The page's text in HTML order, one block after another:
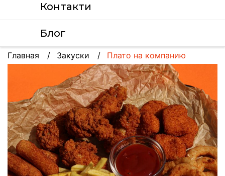
Контакти
Блог
Главная Закуски Плато на компанию